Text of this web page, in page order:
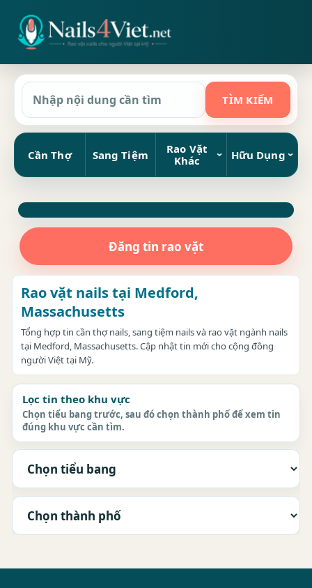
Cần Thợ Sang Tiệm
Rao Vặt
Khác
Hữu Dụng
Đăng tin rao vặt
Rao vặt nails tại Medford,
Massachusetts
Tổng hợp tin cần thợ nails, sang tiệm nails và rao vặt ngành nails
tại Medford, Massachusetts. Cập nhật tin mới cho cộng đồng
người Việt tại Mỹ.
Lọc tin theo khu vực
Chọn tiểu bang trước, sau đó chọn thành phố để xem tin
đúng khu vực cần tìm.